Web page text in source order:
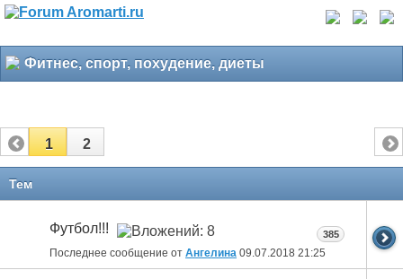
Фитнес, спорт, похудение, диеты
1 2
Тем
Футбол!!!
Последнее сообщение от Ангелина 09.07.2018 21:25
385